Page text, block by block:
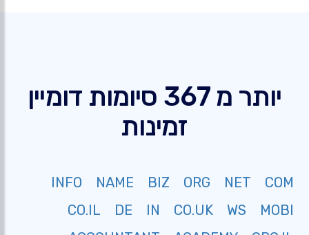
יותר מ 367 סיומות דומיין
זמינות
COM
NET
ORG
BIZ
NAME
INFO
MOBI
WS
CO.UK
IN
DE
CO.IL